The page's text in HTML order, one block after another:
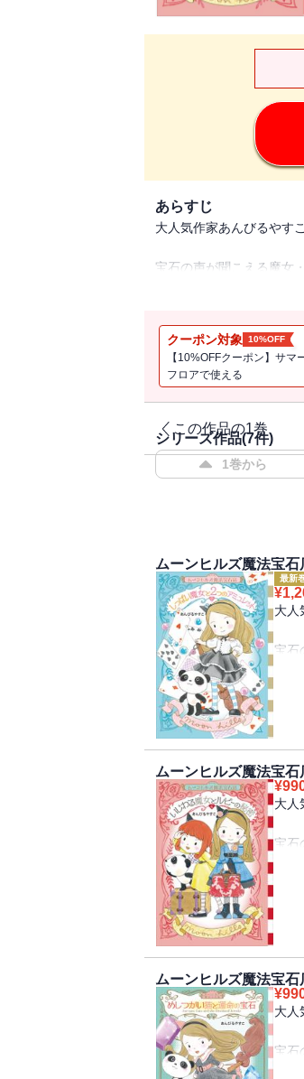
あらすじ
大人気作家あんびるやす
宝石の声が聞こえる魔女
パールは、500年も絵の
お客さんからのいろいろ
よむと心がほわんとなる
今回、パールは、海岸沿
そこで開かれる「宝石フ
フェスティバルの目玉は
のかほんものかをリビア
ルクとナンシーのカッ
今回のお客さまは、運命
運命の『ソウルメイト』
ビーズのワイヤークラフ
クーポン対象 10%OFF
【10%OFFクーポン】サ
フロアで使える
この作品の1巻
シリーズ作品(7件)
1巻から
ムーンヒルズ魔法宝
最新
¥
大人
宝石
で
とい
お客
よむ
す。
お
分で
は、
ビ
ムーンヒルズ魔法宝
¥
大人
宝石
で
お客
よむ
今回
けま
ムーンヒルズ魔法宝
¥
大人
宝石
で